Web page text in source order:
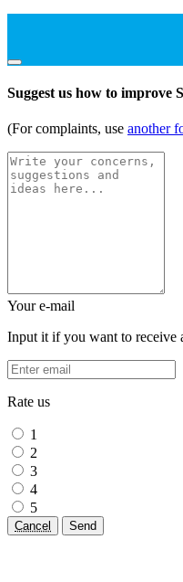
Suggest us how to improve
(For complaints, use another
Your e-mail
Input it if you want to receive
Rate us
1
2
3
4
5
Cancel Send